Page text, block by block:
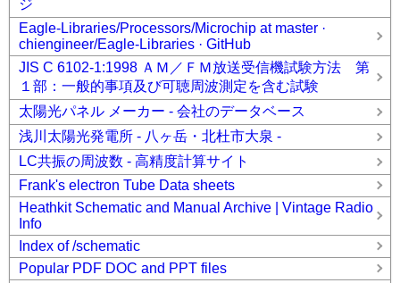
ジ
Eagle-Libraries/Processors/Microchip at master ·
chiengineer/Eagle-Libraries · GitHub
JIS C 6102-1:1998 ＡＭ／ＦＭ放送受信機試験方法 第
１部：一般的事項及び可聴周波測定を含む試験
太陽光パネル メーカー - 会社のデータベース
浅川太陽光発電所 - 八ヶ岳・北杜市大泉 -
LC共振の周波数 - 高精度計算サイト
Frank's electron Tube Data sheets
Heathkit Schematic and Manual Archive | Vintage Radio
Info
Index of /schematic
Popular PDF DOC and PPT files